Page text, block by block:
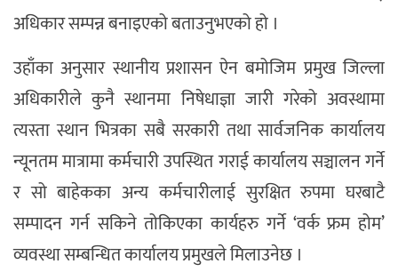
अधिकार सम्पन्न बनाइएको बताउनुभएको हो ।
उहाँका अनुसार स्थानीय प्रशासन ऐन बमोजिम प्रमुख जिल्ला
अधिकारीले कुनै स्थानमा निषेधाज्ञा जारी गरेको अवस्थामा
त्यस्ता स्थान भित्रका सबै सरकारी तथा सार्वजनिक कार्यालय
न्यूनतम मात्रामा कर्मचारी उपस्थित गराई कार्यालय सञ्चालन गर्ने
र सो बाहेकका अन्य कर्मचारीलाई सुरक्षित रुपमा घरबाटै
सम्पादन गर्न सकिने तोकिएका कार्यहरु गर्ने ‘वर्क फ्रम होम’
व्यवस्था सम्बन्धित कार्यालय प्रमुखले मिलाउनेछ ।